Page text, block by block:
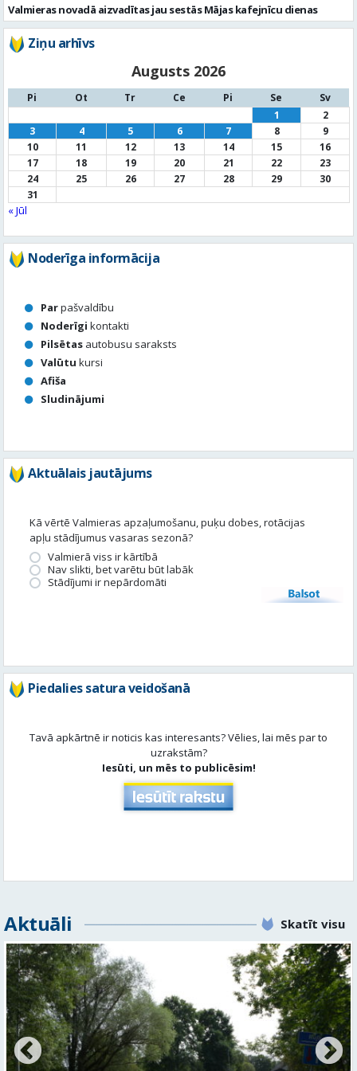
Valmieras novadā aizvadītas jau sestās Mājas kafejnīcu dienas
Ziņu arhīvs
Augusts 2026
Pi Ot Tr Ce Pi Se
Sv
1
2
3
4 5 6 7 8
9
10
11 12 13 14 15
16
17
18 19 20 21 22
23
24
25 26 27 28 29
30
31
« Jūl
Noderīga informācija
Parpašvaldību
Noderīgi kontakti
Pilsētas autobusu saraksts
Valūtu kursi
Afiša
Sludinājumi
Aktuālais jautājums
Kā vērtē Valmieras apzaļumošanu, puķu dobes, rotācijas
apļu stādījumus vasaras sezonā?
Valmierā viss ir kārtībā
Nav slikti, bet varētu būt labāk
Stādījumi ir nepārdomāti
Balsot
Piedalies satura veidošanā
Tavā apkārtnē ir noticis kas interesants? Vēlies, lai mēs par to
uzrakstām?
Iesūti, un mēs to publicēsim!
Aktuāli Skatīt visu